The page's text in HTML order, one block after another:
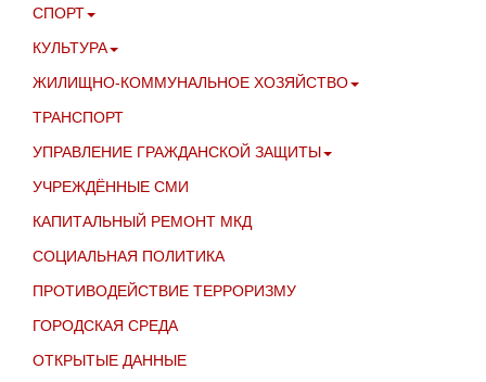
СПОРТ
КУЛЬТУРА
ЖИЛИЩНО-КОММУНАЛЬНОЕ ХОЗЯЙСТВО
ТРАНСПОРТ
УПРАВЛЕНИЕ ГРАЖДАНСКОЙ ЗАЩИТЫ
УЧРЕЖДЁННЫЕ СМИ
КАПИТАЛЬНЫЙ РЕМОНТ МКД
СОЦИАЛЬНАЯ ПОЛИТИКА
ПРОТИВОДЕЙСТВИЕ ТЕРРОРИЗМУ
ГОРОДСКАЯ СРЕДА
ОТКРЫТЫЕ ДАННЫЕ